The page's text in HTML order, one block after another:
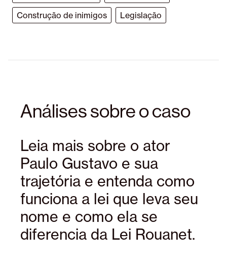
Construção de inimigos
Legislação
Análises sobre o caso
Leia mais sobre o ator
Paulo Gustavo e sua
trajetória e entenda como
funciona a lei que leva seu
nome e como ela se
diferencia da Lei Rouanet.